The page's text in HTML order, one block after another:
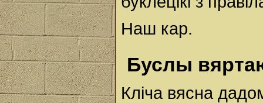
Наш кар.
Буслы
Кліча вясна